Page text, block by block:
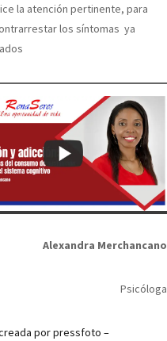
la atención pertinente, para
los síntomas ya
Alexandra Merchancano
Psicóloga
por pressfoto –